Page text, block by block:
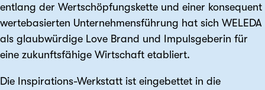
entlang der Wertschöpfungskette und einer konsequent
wertebasierten Unternehmensführung hat sich WELEDA
als glaubwürdige Love Brand und Impulsgeberin für
eine zukunftsfähige Wirtschaft etabliert.
Die Inspirations-Werkstatt ist eingebettet in die